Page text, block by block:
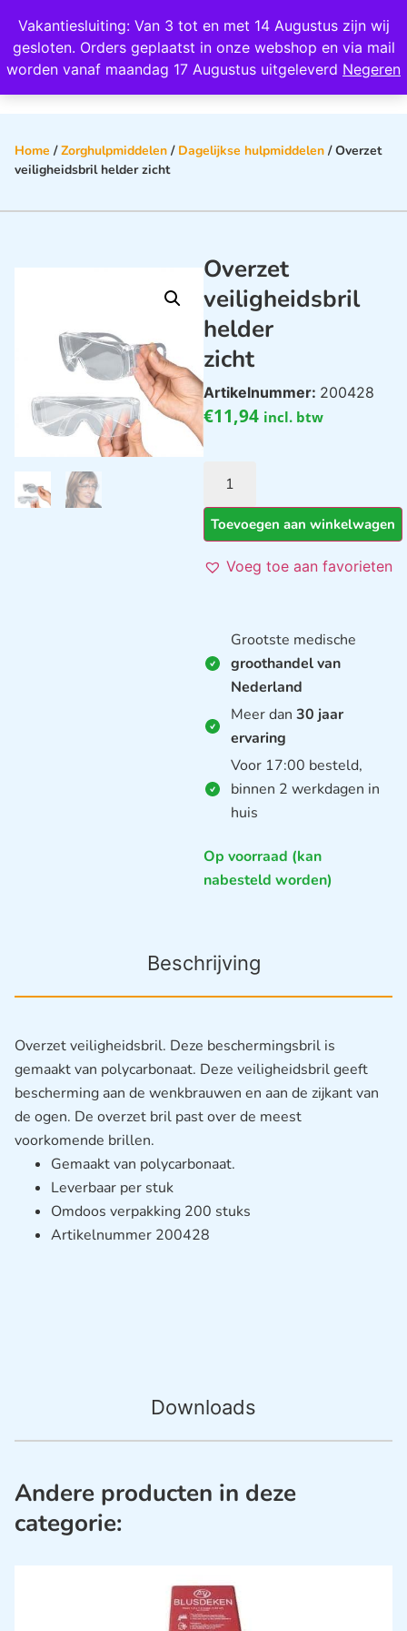
Vakantiesluiting: Van 3 tot en met 14 Augustus zijn wij
gesloten. Orders geplaatst in onze webshop en via mail
worden vanaf maandag 17 Augustus uitgeleverd Negeren
Wij scoren een 4,8 op Google
Home /Zorghulpmiddelen / Dagelijkse hulpmiddelen / Overzet
veiligheidsbril helder zicht
Overzet
veiligheidsbril
helder
zicht
Artikelnummer: 200428
€11,94 incl. btw
Toevoegen aan winkelwagen
Voeg toe aan favorieten
Grootste medische
groothandel van
Nederland
Meer dan 30 jaar
ervaring
Voor 17:00 besteld,
binnen 2 werkdagen in
huis
Op voorraad (kan
nabesteld worden)
Beschrijving
Downloads
Overzet veiligheidsbril. Deze beschermingsbril is
gemaakt van polycarbonaat. Deze veiligheidsbril geeft
bescherming aan de wenkbrauwen en aan de zijkant van
de ogen. De overzet bril past over de meest
voorkomende brillen.
Gemaakt van polycarbonaat.
Leverbaar per stuk
Omdoos verpakking 200 stuks
Artikelnummer 200428
Andere producten in deze
categorie: